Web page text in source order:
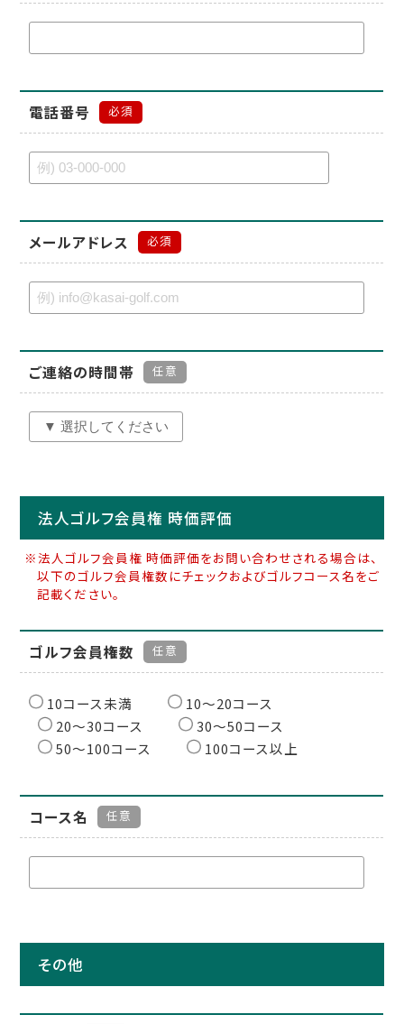
電話番号 必須
メールアドレス 必須
ご連絡の時間帯 任意
法人ゴルフ会員権 時価評価
※法人ゴルフ会員権 時価評価をお問い合わせされる場合は、
以下のゴルフ会員権数にチェックおよびゴルフコース名をご
記載ください。
ゴルフ会員権数 任意
10コース未満
10〜20コース
20〜30コース
30〜50コース
50〜100コース
100コース以上
コース名 任意
その他